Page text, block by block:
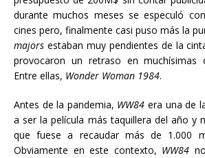
durante muchos meses se especuló
cines pero, finalmente casi puso más la
majors estaban muy pendientes de la
provocaron un retraso en muchísimas
Entre ellas, Wonder Woman 1984.
Antes de la pandemia, WW84 era una de
a ser la película más taquillera del año y
que fuese a recaudar más de 1.000
Obviamente en este contexto, WW84